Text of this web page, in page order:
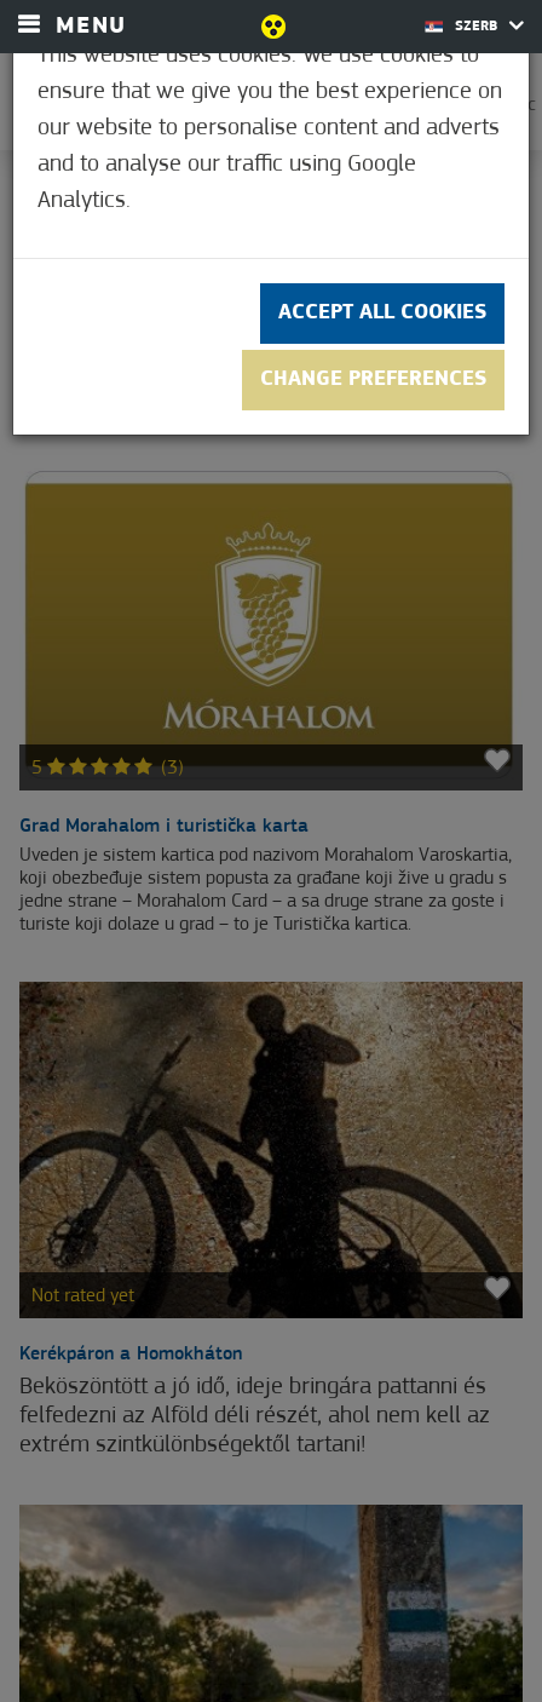
MENU SZERB
0
33,9°C
HOME
DOŽIVLJAJI
7 DANA, 7 AVANTURA
5 (3)
Grad Morahalom i turistička karta
Uveden je sistem kartica pod nazivom Morahalom Varoskartia,
koji obezbeđuje sistem popusta za građane koji žive u gradu s
jedne strane – Morahalom Card – a sa druge strane za goste i
turiste koji dolaze u grad – to je Turistička kartica.
Not rated yet
Kerékpáron a Homokháton
Beköszöntött a jó idő, ideje bringára pattanni és
felfedezni az Alföld déli részét, ahol nem kell az
extrém szintkülönbségektől tartani!
This website uses cookies. We use cookies to
ensure that we give you the best experience on
our website to personalise content and adverts
and to analyse our traffic using Google
Analytics.
ACCEPT ALL COOKIES
CHANGE PREFERENCES